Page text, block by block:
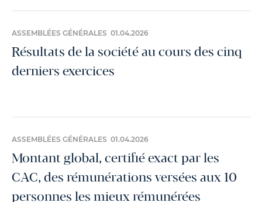
ASSEMBLÉES GÉNÉRALES 01.04.2026
Résultats de la société au cours des cinq
derniers exercices
ASSEMBLÉES GÉNÉRALES 01.04.2026
Montant global, certifié exact par les
CAC, des rémunérations versées aux 10
personnes les mieux rémunérées